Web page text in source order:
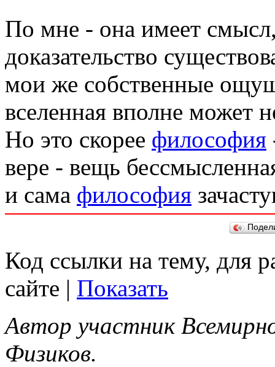
По мне - она имеет
доказательство
мои же собственные
вселенная вполне может
Но это скорее философия
вере - вещь
и сама философия
Код ссылки на тему, для
сайте | Показать
Автор участник
Физиков.